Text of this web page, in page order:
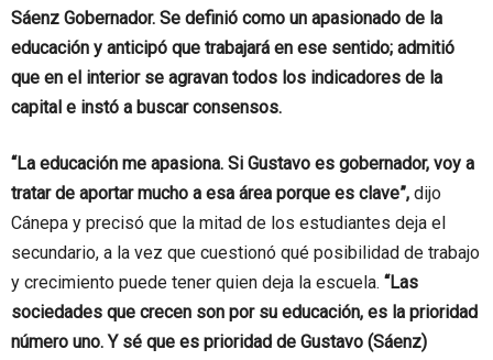
Sáenz Gobernador. Se definió como un apasionado de la
educación y anticipó que trabajará en ese sentido; admitió
que en el interior se agravan todos los indicadores de la
capital e instó a buscar consensos.
“La educación me apasiona. Si Gustavo es gobernador, voy a
tratar de aportar mucho a esa área porque es clave”, dijo
Cánepa y precisó que la mitad de los estudiantes deja el
secundario, a la vez que cuestionó qué posibilidad de trabajo
y crecimiento puede tener quien deja la escuela. “Las
sociedades que crecen son por su educación, es la prioridad
número uno. Y sé que es prioridad de Gustavo (Sáenz)